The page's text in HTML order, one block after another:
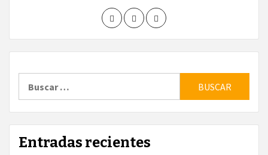
Entradas recientes